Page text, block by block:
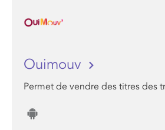
Ouimouv
Permet de vendre des titres des